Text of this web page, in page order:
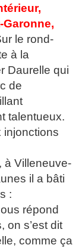
le rond-
à la
Daurelle qui
de
talentueux.
injonctions
à Villeneuve-
il a bâti
:
répond
on s’est dit
comme ça